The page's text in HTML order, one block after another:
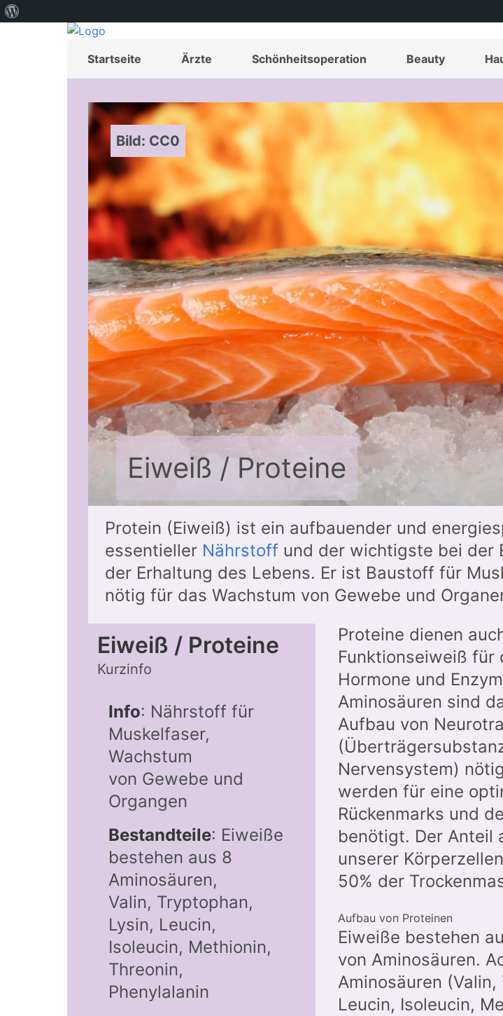
Startseite Ärzte Schönheitsoperation Beauty
Bild: CC0
Eiweiß / Proteine
Protein (Eiweiß) ist ein aufbauender und
essentieller Nährstoff und der wichtigste bei der
der Erhaltung des Lebens. Er ist Baustoff für
nötig für das Wachstum von Gewebe und
Eiweiß / Proteine
Kurzinfo
Info: Nährstoff für
Muskelfaser,
Wachstum
von Gewebe und
Organgen
Bestandteile: Eiweiße
bestehen aus 8
Aminosäuren,
Valin, Tryptophan,
Lysin, Leucin,
Isoleucin, Methionin,
Threonin,
Phenylalanin
Proteine dienen
Funktionseiweiß für
Hormone und
Aminosäuren sind
Aufbau von
Nervensystem)
werden für eine
Rückenmarks und
benötigt. Der Anteil
unserer
50% der
Aufbau von Proteinen
Eiweiße bestehen
von Aminosäuren.
Aminosäuren
Leucin, Isoleucin,